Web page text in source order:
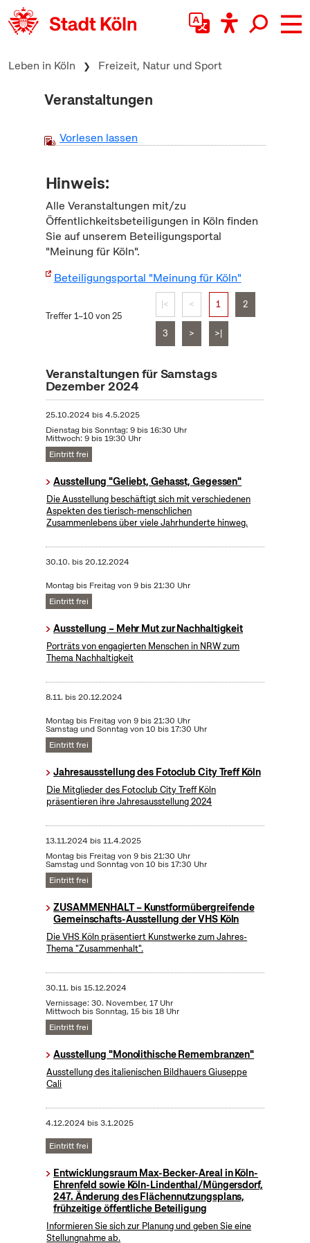
zum Inhalt springen
Leben in Köln Freizeit, Natur und Sport
Veranstaltungen
Vorlesen lassen
Hinweis:
Alle Veranstaltungen mit/zu
Öffentlichkeitsbeteiligungen in Köln finden
Sie auf unserem Beteiligungsportal
"Meinung für Köln".
Beteiligungsportal "Meinung für Köln"
Treffer 1–10 von 25
|< < 1 2
3 > >|
Veranstaltungen für Samstags
Dezember 2024
25.10.2024 bis4.5.2025
Dienstag bis Sonntag: 9 bis 16:30 Uhr
Mittwoch: 9 bis 19:30 Uhr
Eintritt frei
Ausstellung "Geliebt, Gehasst, Gegessen"
Die Ausstellung beschäftigt sich mit verschiedenen
Aspekten des tierisch-menschlichen
Zusammenlebens über viele Jahrhunderte hinweg.
30.10. bis20.12.2024
Montag bis Freitag von 9 bis 21:30 Uhr
Eintritt frei
Ausstellung – Mehr Mut zur Nachhaltigkeit
Porträts von engagierten Menschen in NRW zum
Thema Nachhaltigkeit
8.11. bis20.12.2024
Montag bis Freitag von 9 bis 21:30 Uhr
Samstag und Sonntag von 10 bis 17:30 Uhr
Eintritt frei
Jahresausstellung des Fotoclub City Treff Köln
Die Mitglieder des Fotoclub City Treff Köln
präsentieren ihre Jahresausstellung 2024
13.11.2024 bis11.4.2025
Montag bis Freitag von 9 bis 21:30 Uhr
Samstag und Sonntag von 10 bis 17:30 Uhr
Eintritt frei
ZUSAMMENHALT – Kunstformübergreifende
Gemeinschafts-Ausstellung der VHS Köln
Die VHS Köln präsentiert Kunstwerke zum Jahres-
Thema "Zusammenhalt".
30.11. bis15.12.2024
Vernissage: 30. November, 17 Uhr
Mittwoch bis Sonntag, 15 bis 18 Uhr
Eintritt frei
Ausstellung "Monolithische Remembranzen"
Ausstellung des italienischen Bildhauers Giuseppe
Cali
4.12.2024 bis3.1.2025
Eintritt frei
Entwicklungsraum Max-Becker-Areal in Köln-
Ehrenfeld sowie Köln-Lindenthal/Müngersdorf,
247. Änderung des Flächennutzungsplans,
frühzeitige öffentliche Beteiligung
Informieren Sie sich zur Planung und geben Sie eine
Stellungnahme ab.